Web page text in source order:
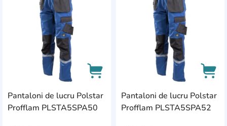
Pantaloni de lucru Polstar
Profflam PLSTA5SPA50AddCardToCart
Pantaloni de lucru Polstar
Profflam PLSTA5SPA52